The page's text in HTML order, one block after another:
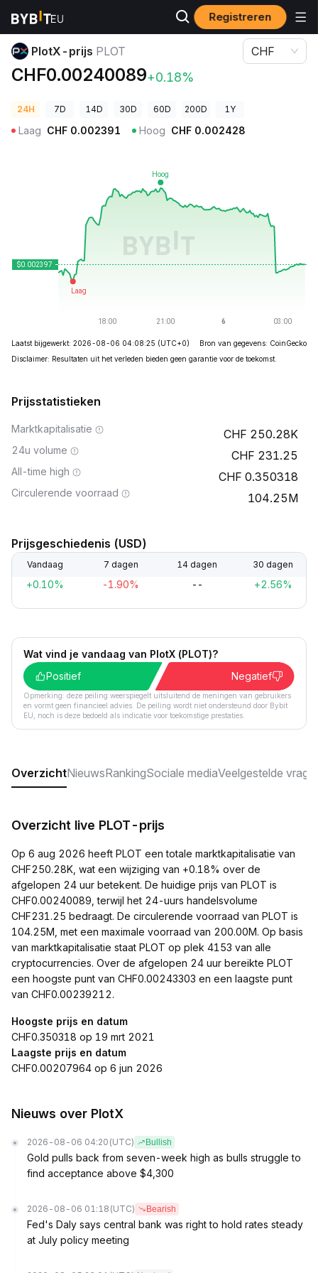
Registreren
Cryptoprijzen
PlotX-prijs PLOT
CHF0.00240089+0.18%
CHF
24H 7D 14D 30D 60D 200D 1Y
Laag CHF 0.002391 Hoog CHF 0.002428
Laatst bijgewerkt: 2026-08-06 04:08:25 (UTC+0)
Bron van gegevens: CoinGecko
Disclaimer: Resultaten uit het verleden bieden geen garantie voor de toekomst.
Prijsstatistieken
Marktkapitalisatie 250.28K
24u volume 231.25
All-time high 0.350318
Circulerende voorraad 104.25M
Prijsgeschiedenis (USD)
Vandaag 7 dagen 14 dagen 30 dagen
+0.10% -1.90% -- +2.56%
Wat vind je vandaag van PlotX (PLOT)?
Positief
Negatief
Opmerking: deze peiling weerspiegelt uitsluitend de meningen van gebruikers
en vormt geen financieel advies. De peiling wordt niet ondersteund door Bybit
EU, noch is deze bedoeld als indicatie voor toekomstige prestaties.
OverzichtNieuwsRankingSociale mediaVeelgestelde
Overzicht live PLOT-prijs
Op 6 aug 2026 heeft PLOT een totale marktkapitalisatie van
CHF250.28K, wat een wijziging van +0.18% over de
afgelopen 24 uur betekent. De huidige prijs van PLOT is
CHF0.00240089, terwijl het 24-uurs handelsvolume
CHF231.25 bedraagt. De circulerende voorraad van PLOT is
104.25M, met een maximale voorraad van 200.00M. Op basis
van marktkapitalisatie staat PLOT op plek 4153 van alle
cryptocurrencies. Over de afgelopen 24 uur bereikte PLOT
een hoogste punt van CHF0.00243303 en een laagste punt
van CHF0.00239212.
Hoogste prijs en datum
CHF0.350318 op 19 mrt 2021
Laagste prijs en datum
CHF0.00207964 op 6 jun 2026
Nieuws over PlotX
2026-08-06 04:20 (UTC) Bullish
Gold pulls back from seven-week high as bulls struggle to
find acceptance above $4,300
2026-08-06 01:18 (UTC) Bearish
Fed's Daly says central bank was right to hold rates steady
at July policy meeting